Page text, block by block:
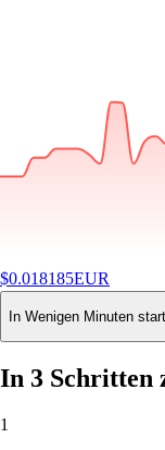
$0.018185EUR
-1.47%24H
Buy
In Wenigen Minuten
In 3 Schritten
1